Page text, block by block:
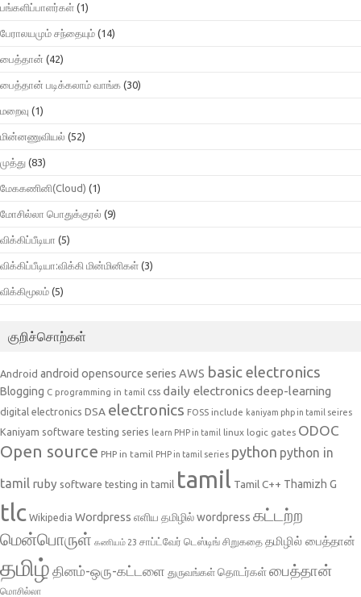
பங்களிப்பாளர்கள் (1)
பேராலயமும் சந்தையும் (14)
பைத்தான் (42)
பைத்தான் படிக்கலாம் வாங்க (30)
மறைவு (1)
மின்னணுவியல் (52)
முத்து (83)
மேககணினி(Cloud) (1)
மோசில்லா பொதுக்குரல் (9)
விக்கிப்பீடியா (5)
விக்கிப்பீடியா:விக்கி மின்மினிகள் (3)
விக்கிமூலம் (5)
குறிச்சொற்கள்
Android android opensource series AWS basic electronics
Blogging C programming in tamil css daily electronicsdeep-learning
digital electronics DSA electronics FOSS include kaniyam php in tamil seires
Kaniyam software testing series learn PHP in tamil linux logic gates ODOC
Open source PHP in tamil PHP in tamil series python python in
tamil ruby software testing in tamil tamil Tamil C++ Thamizh G
tlc Wikipedia Wordpress எளிய தமிழில் wordpress கட்டற்ற
மென்பொருள் கணியம் 23 சாப்ட்வேர் டெஸ்டிங் சிறுகதை தமிழில் பைத்தான்
தமிழ் தினம்-ஒரு-கட்டளை துருவங்கள் தொடர்கள்பைத்தான்
மொசில்லா